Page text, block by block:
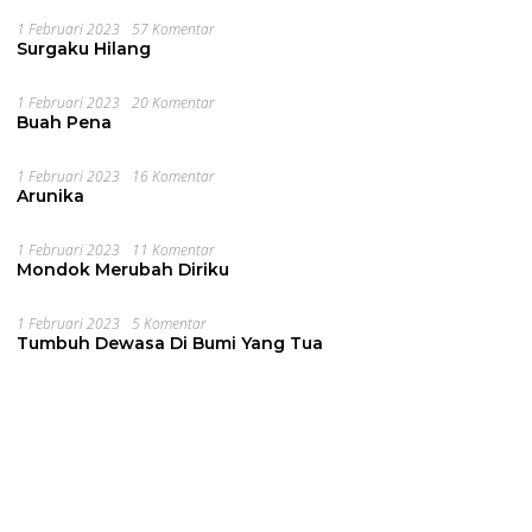
1 Februari 2023 57 Komentar
Surgaku Hilang
1 Februari 2023 20 Komentar
Buah Pena
1 Februari 2023 16 Komentar
Arunika
1 Februari 2023 11 Komentar
Mondok Merubah Diriku
1 Februari 2023 5 Komentar
Tumbuh Dewasa Di Bumi Yang Tua